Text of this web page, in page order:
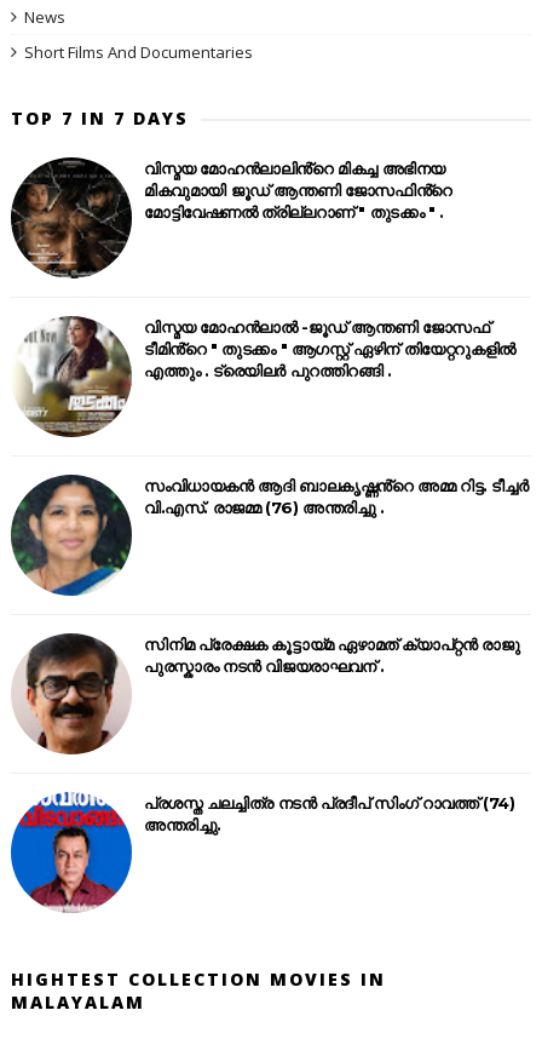
News
Short Films And Documentaries
TOP 7 IN 7 DAYS
വിസ്മയ മോഹൻലാലിൻ്റെ മികച്ച അഭിനയ
മികവുമായി ജൂഡ് ആന്തണി ജോസഫിൻ്റെ
മോട്ടിവേഷണൽ ത്രില്ലറാണ് " തുടക്കം " .
വിസ്മയ മോഹൻലാൽ -ജൂഡ് ആന്തണി ജോസഫ്
ടീമിൻ്റെ " തുടക്കം " ആഗസ്റ്റ് ഏഴിന് തിയേറ്ററുകളിൽ
എത്തും . ട്രെയിലർ പുറത്തിറങ്ങി .
സംവിധായകൻ ആദി ബാലകൃഷ്ണൻ്റെ അമ്മ റിട്ട. ടീച്ചർ
വി.എസ്. രാജമ്മ (76) അന്തരിച്ചു .
സിനിമ പ്രേക്ഷക കൂട്ടായ്മ ഏഴാമത് ക്യാപ്റ്റൻ രാജു
പുരസ്കാരം നടൻ വിജയരാഘവന് .
പ്രശസ്ത ചലച്ചിത്ര നടൻ പ്രദീപ് സിംഗ് റാവത്ത് (74)
അന്തരിച്ചു.
HIGHTEST COLLECTION MOVIES IN
MALAYALAM